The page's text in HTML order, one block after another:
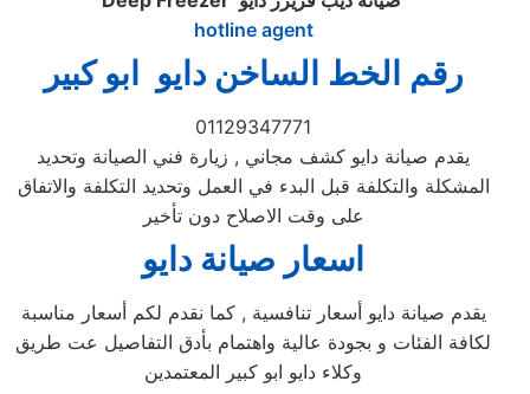
hotline agent
رقم الخط الساخن دايو ابو كبير
01129347771
يقدم صيانة دايو كشف مجاني , زيارة فني الصيانة وتحديد
المشكلة والتكلفة قبل البدء في العمل وتحديد التكلفة والاتفاق
على وقت الاصلاح دون تأخير
اسعار صيانة دايو
يقدم صيانة دايو أسعار تنافسية , كما نقدم لكم أسعار مناسبة
لكافة الفئات و بجودة عالية واهتمام بأدق التفاصيل عت طريق
وكلاء دايو ابو كبير المعتمدين